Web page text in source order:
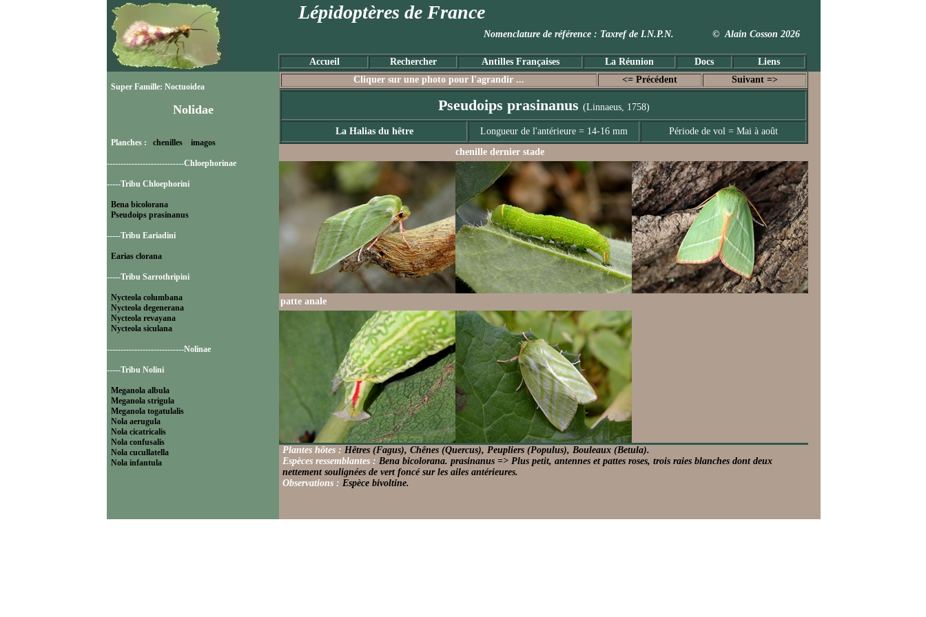
Lépidoptères de France
Nomenclature de référence : Taxref de I.N.P.N. © Alain Cosson 2026
Accueil Rechercher Antilles Françaises La Réunion Docs Liens
Super Famille: Noctuoidea
Nolidae
Planches : chenilles imagos
----------------------------Chloephorinae
-----Tribu Chloephorini
Bena bicolorana
Pseudoips prasinanus
-----Tribu Eariadini
Earias clorana
-----Tribu Sarrothripini
Nycteola columbana
Nycteola degenerana
Nycteola revayana
Nycteola siculana
----------------------------Nolinae
-----Tribu Nolini
Meganola albula
Meganola strigula
Meganola togatulalis
Nola aerugula
Nola cicatricalis
Nola confusalis
Nola cucullatella
Nola infantula
Cliquer sur une photo pour l'agrandir ... <= Précédent Suivant =>
Pseudoips prasinanus (Linnaeus, 1758)
La Halias du hêtre Longueur de l'antérieure = 14-16 mm
Période de vol = Mai à août
chenille dernier stade
patte anale
Plantes hôtes : Hêtres (Fagus), Chênes (Quercus), Peupliers (Populus), Bouleaux (Betula).
Espèces ressemblantes : Bena bicolorana. prasinanus => Plus petit, antennes et pattes roses, trois raies blanches dont deux
nettement soulignées de vert foncé sur les ailes antérieures.
Observations : Espèce bivoltine.